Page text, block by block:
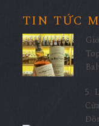
TIN TỨC
5